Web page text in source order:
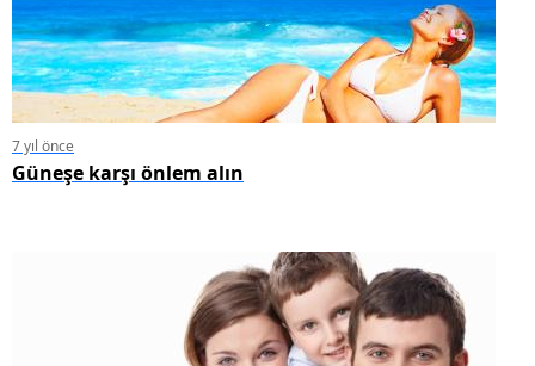
7 yıl önce
Güneşe karşı önlem alın